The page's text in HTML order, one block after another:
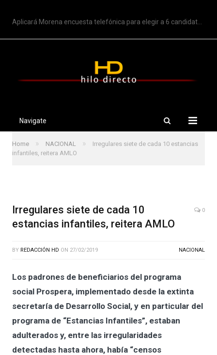
Aplicará Morena encuesta telefónica para elegir a 6 candidatos a gubernaturas
Navigate
Home » NACIONAL »
Irregulares siete de cada 10 estancias
infantiles, reitera AMLO
Irregulares siete de cada 10
estancias infantiles, reitera AMLO
0
BY REDACCIÓN HD ON 27/02/2019 NACIONAL
Los padrones de beneficiarios del programa
social Prospera, implementado desde la extinta
secretaría de Desarrollo Social, y en particular del
programa de “Estancias Infantiles”, estaban
adulterados y, entre las irregularidades
detectadas hasta ahora, había “censos